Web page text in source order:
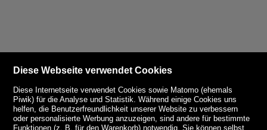
Diese Webseite verwendet Cookies
Diese Internetseite verwendet Cookies sowie Matomo (ehemals
Piwik) für die Analyse und Statistik. Während einige Cookies uns
helfen, die Benutzerfreundlichkeit unserer Website zu verbessern
oder personalisierte Werbung anzuzeigen, sind andere für bestimmte
Funktionen (z. B. für den Warenkorb) notwendig. Sie können selbst